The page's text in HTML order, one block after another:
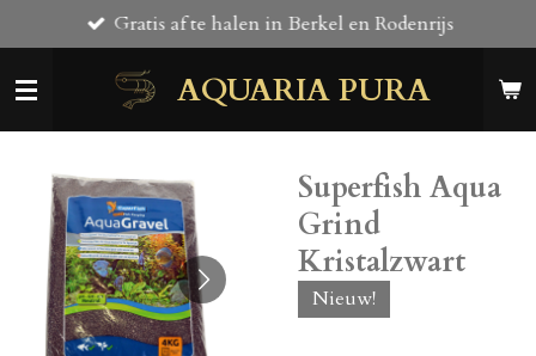
direct
naar
AQUARIA PURA
Gratis af te halen in Berkel en Rodenrijs
Superfish Aqua
Grind
Kristalzwart
Nieuw!